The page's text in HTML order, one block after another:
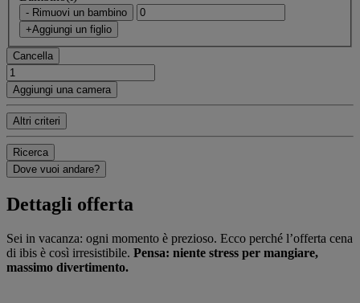
- Rimuovi un bambino
+Aggiungi un figlio
Cancella
Aggiungi una camera
Altri criteri
Ricerca
Dove vuoi andare?
Dettagli offerta
Sei in vacanza: ogni momento è prezioso. Ecco perché l’offerta cena
di ibis è così irresistibile. Pensa: niente stress per mangiare,
massimo divertimento.